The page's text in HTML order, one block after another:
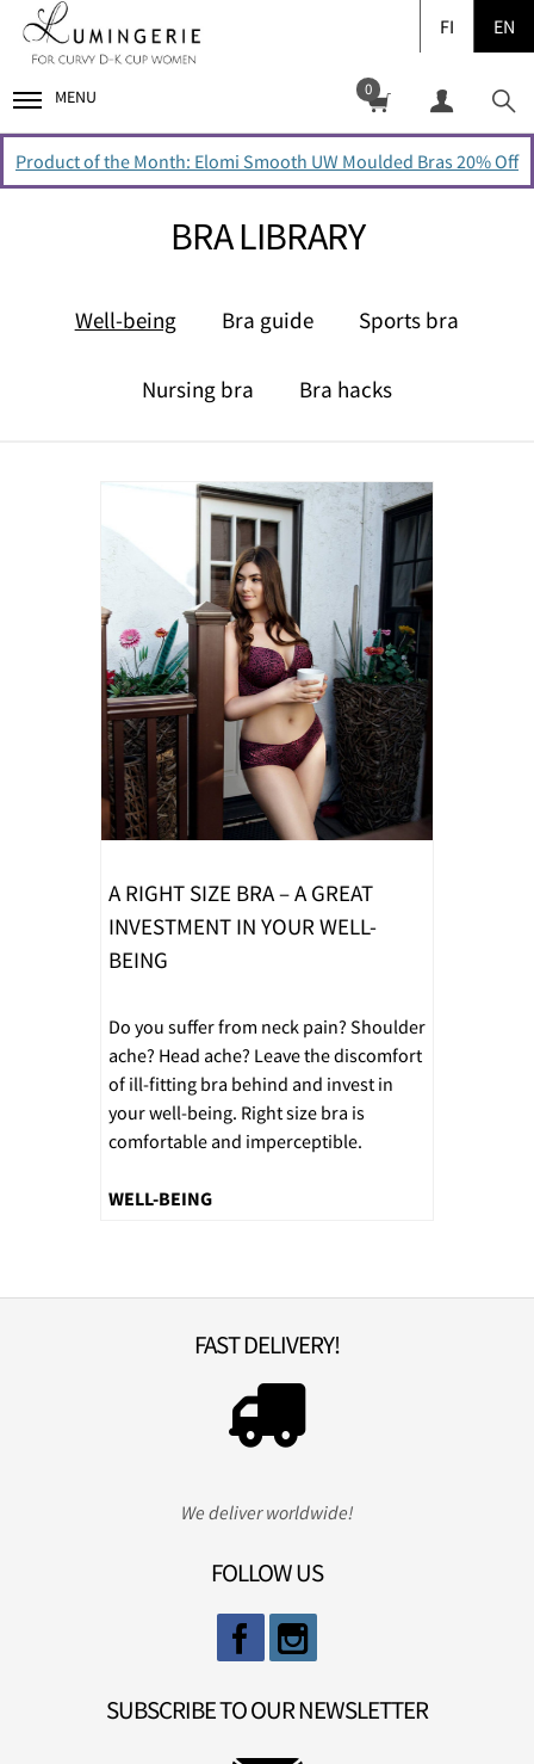
FI EN
MENU 0
Product of the Month: Elomi Smooth UW Moulded Bras 20% Off
BRA LIBRARY
Well-being Bra guide Sports bra
Nursing bra Bra hacks
A RIGHT SIZE BRA – A GREAT
INVESTMENT IN YOUR WELL-
BEING
Do you suffer from neck pain? Shoulder
ache? Head ache? Leave the discomfort
of ill-fitting bra behind and invest in
your well-being. Right size bra is
comfortable and imperceptible.
WELL-BEING
FAST DELIVERY!
We deliver worldwide!
FOLLOW US
SUBSCRIBE TO OUR NEWSLETTER